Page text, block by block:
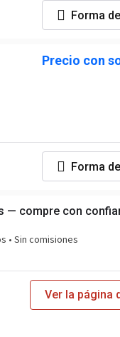
Forma
Precio con
Forma
— compre con
• Sin comisiones
Ver la página